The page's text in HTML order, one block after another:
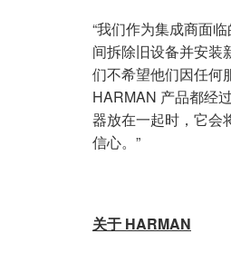
“我们作为集成商面
间拆除旧设备并安装
们不希望他们因任何
HARMAN 产品都经
器放在一起时，它会
信心。”
关于 HARMAN